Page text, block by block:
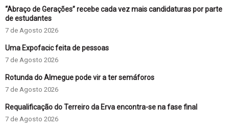
“Abraço de Gerações” recebe cada vez mais candidaturas por parte
de estudantes
7 de Agosto 2026
Uma Expofacic feita de pessoas
7 de Agosto 2026
Rotunda do Almegue pode vir a ter semáforos
7 de Agosto 2026
Requalificação do Terreiro da Erva encontra-se na fase final
7 de Agosto 2026